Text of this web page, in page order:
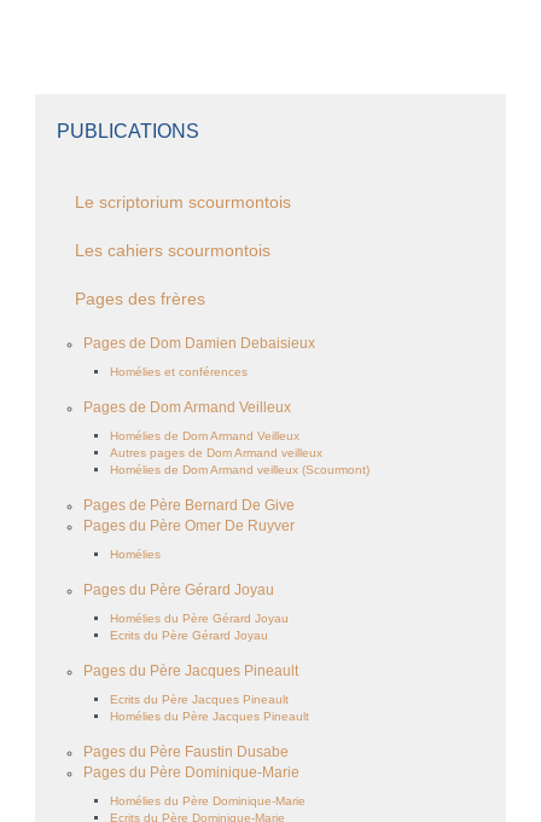
PUBLICATIONS
Le scriptorium scourmontois
Les cahiers scourmontois
Pages des frères
Pages de Dom Damien Debaisieux
Homélies et conférences
Pages de Dom Armand Veilleux
Homélies de Dom Armand Veilleux
Autres pages de Dom Armand veilleux
Homélies de Dom Armand veilleux (Scourmont)
Pages de Père Bernard De Give
Pages du Père Omer De Ruyver
Homélies
Pages du Père Gérard Joyau
Homélies du Père Gérard Joyau
Ecrits du Père Gérard Joyau
Pages du Père Jacques Pineault
Ecrits du Père Jacques Pineault
Homélies du Père Jacques Pineault
Pages du Père Faustin Dusabe
Pages du Père Dominique-Marie
Homélies du Père Dominique-Marie
Ecrits du Père Dominique-Marie